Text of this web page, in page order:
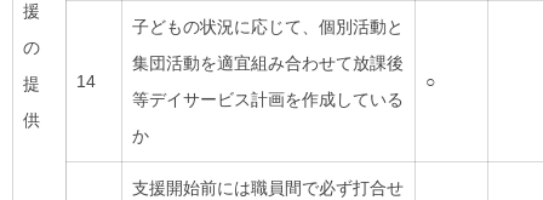
援
の
提
供
14
子どもの状況に応じて、個別活動と
集団活動を適宜組み合わせて放課後
等デイサービス計画を作成している
か
○
支援開始前には職員間で必ず打合せ